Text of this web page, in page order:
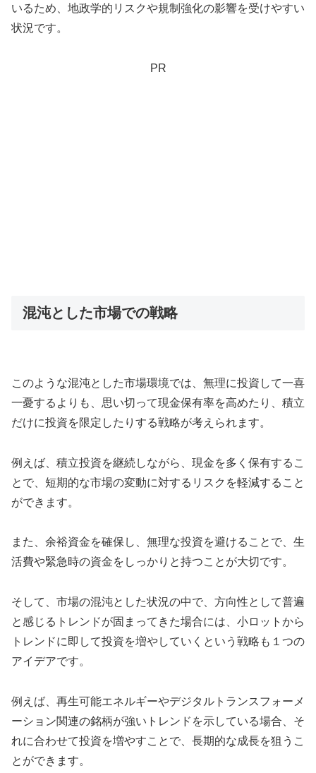
いるため、地政学的リスクや規制強化の影響を受けやすい
状況です。
PR
混沌とした市場での戦略
このような混沌とした市場環境では、無理に投資して一喜
一憂するよりも、思い切って現金保有率を高めたり、積立
だけに投資を限定したりする戦略が考えられます。
例えば、積立投資を継続しながら、現金を多く保有するこ
とで、短期的な市場の変動に対するリスクを軽減すること
ができます。
また、余裕資金を確保し、無理な投資を避けることで、生
活費や緊急時の資金をしっかりと持つことが大切です。
そして、市場の混沌とした状況の中で、方向性として普遍
と感じるトレンドが固まってきた場合には、小ロットから
トレンドに即して投資を増やしていくという戦略も１つの
アイデアです。
例えば、再生可能エネルギーやデジタルトランスフォーメ
ーション関連の銘柄が強いトレンドを示している場合、そ
れに合わせて投資を増やすことで、長期的な成長を狙うこ
とができます。